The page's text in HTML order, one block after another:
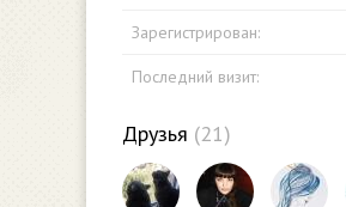
Зарегистрирован:
Последний визит:
Друзья (21)